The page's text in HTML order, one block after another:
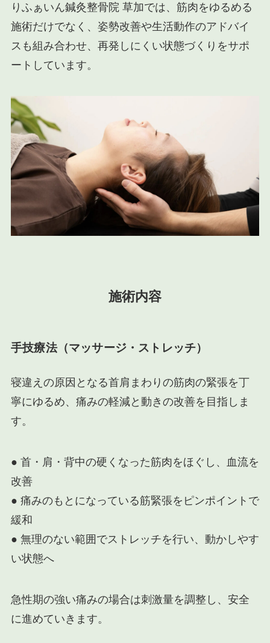
りふぁいん鍼灸整骨院 草加では、筋肉をゆるめる
施術だけでなく、姿勢改善や生活動作のアドバイ
スも組み合わせ、再発しにくい状態づくりをサポ
ートしています。
施術内容
手技療法（マッサージ・ストレッチ）
寝違えの原因となる首肩まわりの筋肉の緊張を丁
寧にゆるめ、痛みの軽減と動きの改善を目指しま
す。
● 首・肩・背中の硬くなった筋肉をほぐし、血流を
改善
● 痛みのもとになっている筋緊張をピンポイントで
緩和
● 無理のない範囲でストレッチを行い、動かしやす
い状態へ
急性期の強い痛みの場合は刺激量を調整し、安全
に進めていきます。